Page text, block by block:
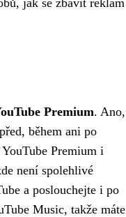
jak se zbavit reklam
Premium. Ano,
během ani po
Premium i
není spolehlivé
a poslouchejte i po
Music, takže máte